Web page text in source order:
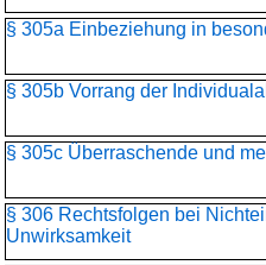
§ 305a Einbeziehung in
§ 305b Vorrang der
§ 305c Überraschende und
§ 306 Rechtsfolgen bei
Unwirksamkeit